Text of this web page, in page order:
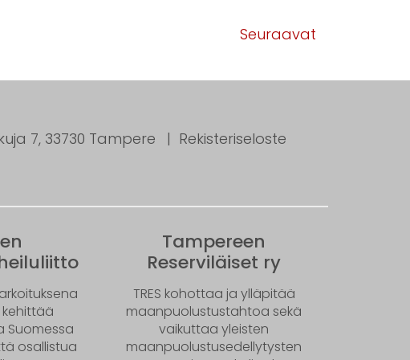
Seuraavat
7, 33730 Tampere Rekisteriseloste
Suomessa
osallistua
Tampereen
Reserviläiset ry
TRES kohottaa ja ylläpitää
maanpuolustustahtoa sekä
vaikuttaa yleisten
maanpuolustusedellytysten